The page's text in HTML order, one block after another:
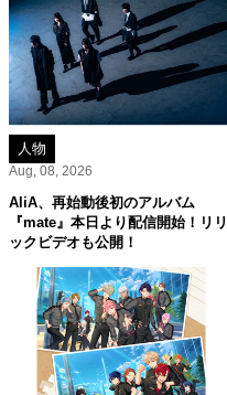
人物
Aug, 08, 2026
AliA、再始動後初のアルバム
『mate』本日より配信開始！リリ
ックビデオも公開！